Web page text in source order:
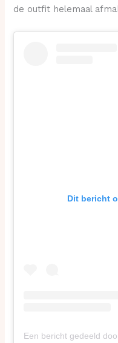
de outfit helemaal
Dit bericht